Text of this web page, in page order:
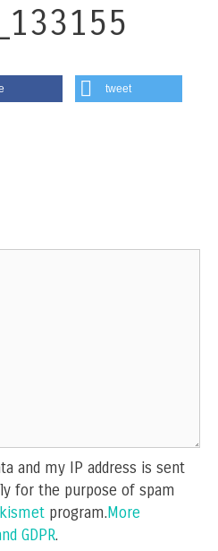
tweet
and my IP address is sent
for the purpose of spam
program.More
GDPR.